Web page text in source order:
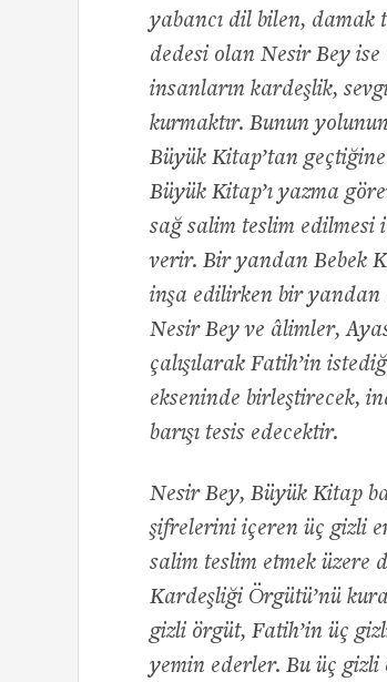
yabancı dil bilen, damak
dedesi olan Nesir Bey ise
insanların kardeşlik,
kurmaktır. Bunun
Büyük Kitap’tan
Büyük Kitap’ı yazma
sağ salim teslim edilmesi
verir. Bir yandan Bebek
inşa edilirken bir
Nesir Bey ve âlimler,
çalışılarak Fatih’in
ekseninde birleştirecek,
barışı tesis edecektir.
Nesir Bey, Büyük Kitap
şifrelerini içeren üç gizli
salim teslim etmek üzere
Kardeşliği Örgütü’nü
gizli örgüt, Fatih’in üç
yemin ederler. Bu üç gizli